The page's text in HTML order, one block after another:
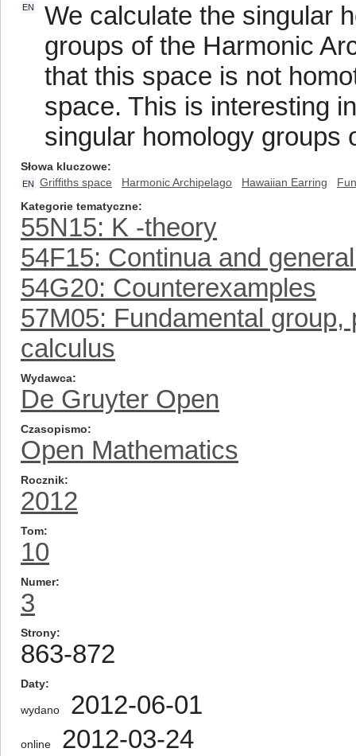
EN
We calculate the singular
groups of the Harmonic
that this space is not
space. This is interesting
singular homology groups
Słowa kluczowe
EN Griffiths space Harmonic Archipelago Hawaiian Earring
Kategorie tematyczne
55N15: K -theory
54F15: Continua and
54G20: Counterexamples
57M05: Fundamental
calculus
Wydawca
De Gruyter Open
Czasopismo
Open Mathematics
Rocznik
2012
Tom
10
Numer
3
Strony
863-872
Daty
wydano 2012-06-01
online 2012-03-24